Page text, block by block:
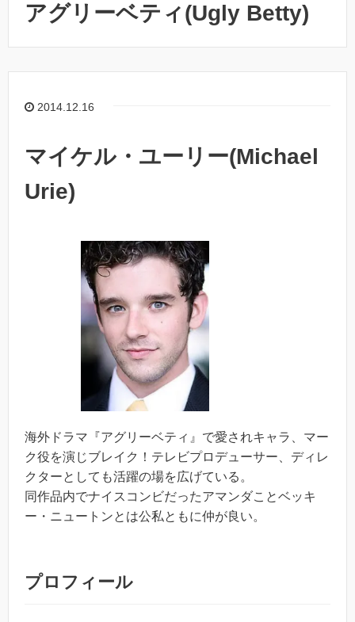
アグリーベティ(Ugly Betty)
2014.12.16
マイケル・ユーリー(Michael
Urie)
海外ドラマ『アグリーベティ』で愛されキャラ、マー
ク役を演じブレイク！テレビプロデューサー、ディレ
クターとしても活躍の場を広げている。
同作品内でナイスコンビだったアマンダことベッキ
ー・ニュートンとは公私ともに仲が良い。
プロフィール